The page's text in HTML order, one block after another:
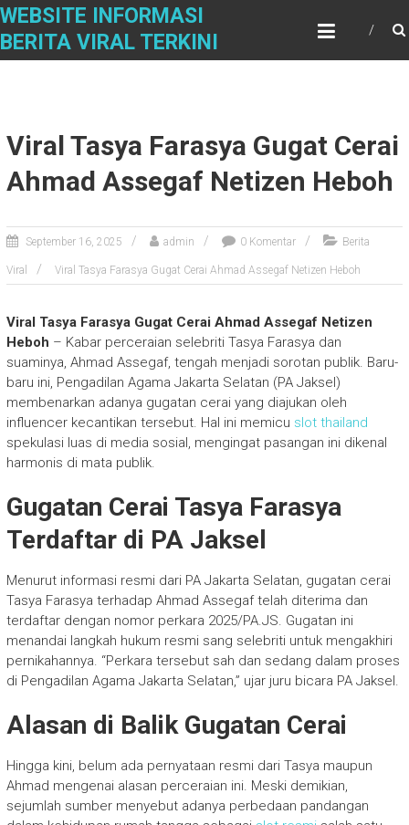
S
i
WEBSITE INFORMASI
BERITA VIRAL TERKINI
Viral Tasya Farasya Gugat Cerai
Ahmad Assegaf Netizen Heboh
September 16, 2025 admin 0 Komentar Berita
Viral Viral Tasya Farasya Gugat Cerai Ahmad Assegaf Netizen Heboh
Viral Tasya Farasya Gugat Cerai Ahmad Assegaf Netizen
Heboh – Kabar perceraian selebriti Tasya Farasya dan
suaminya, Ahmad Assegaf, tengah menjadi sorotan publik. Baru-
baru ini, Pengadilan Agama Jakarta Selatan (PA Jaksel)
membenarkan adanya gugatan cerai yang diajukan oleh
influencer kecantikan tersebut. Hal ini memicu slot thailand
spekulasi luas di media sosial, mengingat pasangan ini dikenal
harmonis di mata publik.
Gugatan Cerai Tasya Farasya
Terdaftar di PA Jaksel
Menurut informasi resmi dari PA Jakarta Selatan, gugatan cerai
Tasya Farasya terhadap Ahmad Assegaf telah diterima dan
terdaftar dengan nomor perkara 2025/PA.JS. Gugatan ini
menandai langkah hukum resmi sang selebriti untuk mengakhiri
pernikahannya. “Perkara tersebut sah dan sedang dalam proses
di Pengadilan Agama Jakarta Selatan,” ujar juru bicara PA Jaksel.
Alasan di Balik Gugatan Cerai
Hingga kini, belum ada pernyataan resmi dari Tasya maupun
Ahmad mengenai alasan perceraian ini. Meski demikian,
sejumlah sumber menyebut adanya perbedaan pandangan